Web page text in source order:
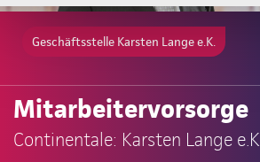
Geschäftsstelle Karsten Lange e.K.
Mitarbeitervorsorge
Continentale: Karsten Lange e.K.